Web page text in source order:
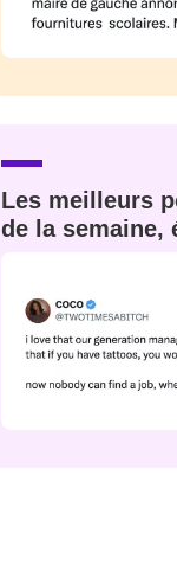
Les meilleurs
de la semaine,